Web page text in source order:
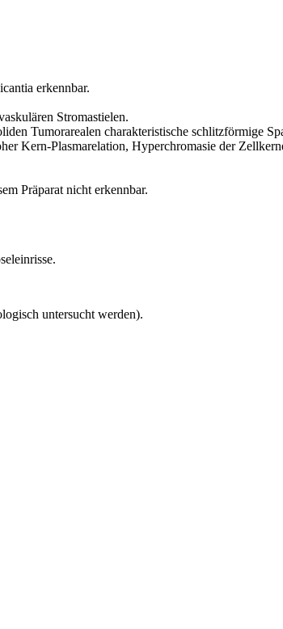
erkennbar.
Stromastielen.
Tumorarealen charakteristische schlitzförmige
Kern-Plasmarelation, Hyperchromasie der
Präparat nicht erkennbar.
untersucht werden).